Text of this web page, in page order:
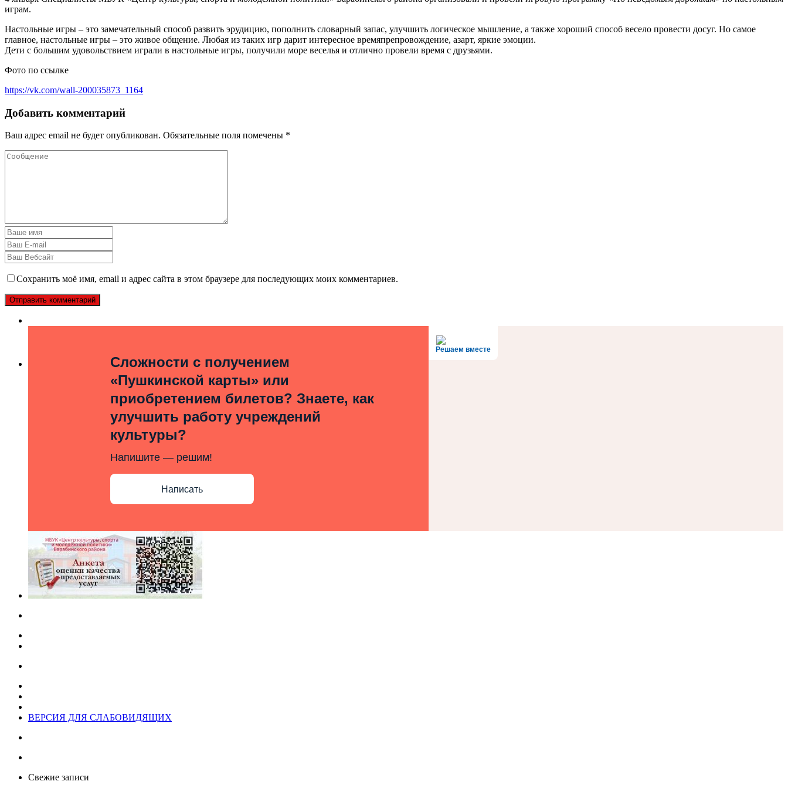
играм.
Настольные игры – это замечательный способ развить эрудицию, пополнить словарный запас, улучшить логическое мышление, а также хороший способ весело провести досуг. Но самое
главное, настольные игры – это живое общение. Любая из таких игр дарит интересное времяпрепровождение, азарт, яркие эмоции.
Дети с большим удовольствием играли в настольные игры, получили море веселья и отлично провели время с друзьями.
Фото по ссылке
https://vk.com/wall-200035873_1164
Добавить комментарий
Ваш адрес email не будет опубликован. Обязательные поля помечены *
Сохранить моё имя, email и адрес сайта в этом браузере для последующих моих комментариев.
Решаем вместе
Сложности с получением
«Пушкинской карты» или
приобретением билетов? Знаете, как
улучшить работу учреждений
культуры?
Напишите — решим!
Написать
ВЕРСИЯ ДЛЯ СЛАБОВИДЯЩИХ
Свежие записи